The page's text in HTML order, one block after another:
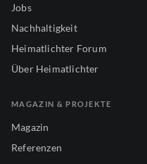
Jobs
Nachhaltigkeit
Heimatlichter Forum
Über Heimatlichter
MAGAZIN & PROJEKTE
Magazin
Referenzen